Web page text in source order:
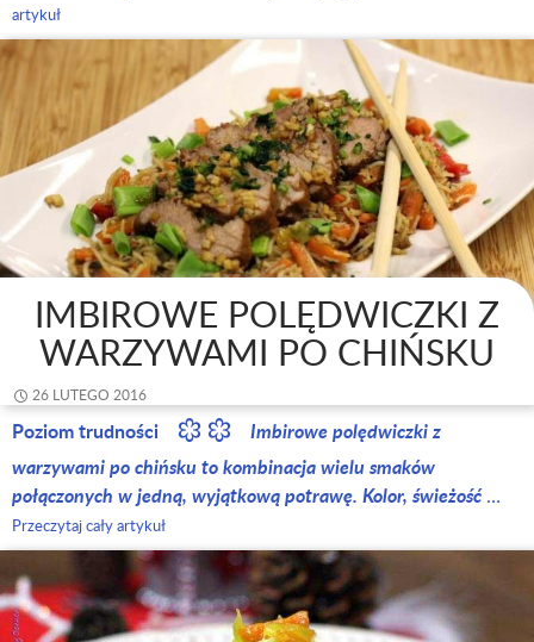
artykuł
IMBIROWE POLĘDWICZKI Z
WARZYWAMI PO CHIŃSKU
26 LUTEGO 2016
Poziom trudności
Imbirowe polędwiczki z
warzywami po chińsku to kombinacja wielu smaków
połączonych w jedną, wyjątkową potrawę. Kolor, świeżość…
Przeczytaj cały artykuł